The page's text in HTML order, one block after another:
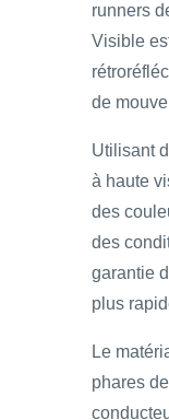
runners
Visible
de
Utilisant
à haute
des
des
garantie
plus
Le
phares